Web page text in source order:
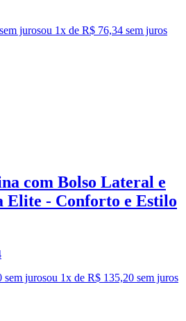
jurosou 1x de R$ 76,34 sem juros
com Bolso Lateral e
Elite - Conforto e Estilo
sem jurosou 1x de R$ 135,20 sem juros